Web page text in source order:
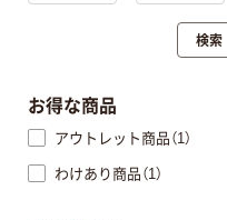
検索
お得な商品
アウトレット商品（1）
わけあり商品（1）